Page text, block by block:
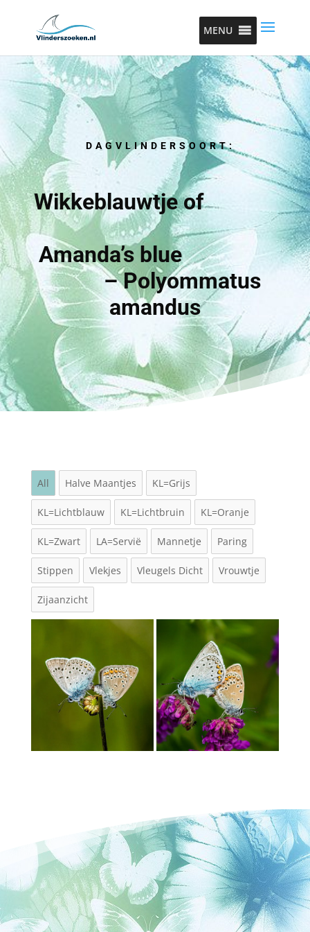
MENU
DAGVLINDERSOORT:
Wikkeblauwtje of
Amanda’s blue
– Polyommatus
amandus
All Halve Maantjes KL=Grijs
KL=Lichtblauw KL=Lichtbruin KL=Oranje
KL=Zwart LA=Servië Mannetje Paring
Stippen Vlekjes Vleugels Dicht Vrouwtje
Zijaanzicht